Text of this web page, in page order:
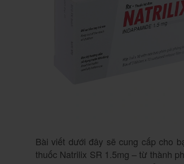
Bài viết dưới đây sẽ cung cấp cho
thuốc Natrilix SR 1.5mg – từ thành